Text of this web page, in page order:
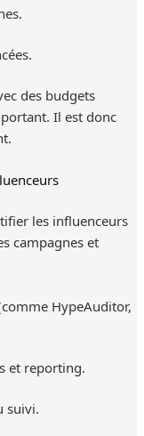
des budgets
Il est donc
les influenceurs
campagnes et
HypeAuditor,
et reporting.
suivi.